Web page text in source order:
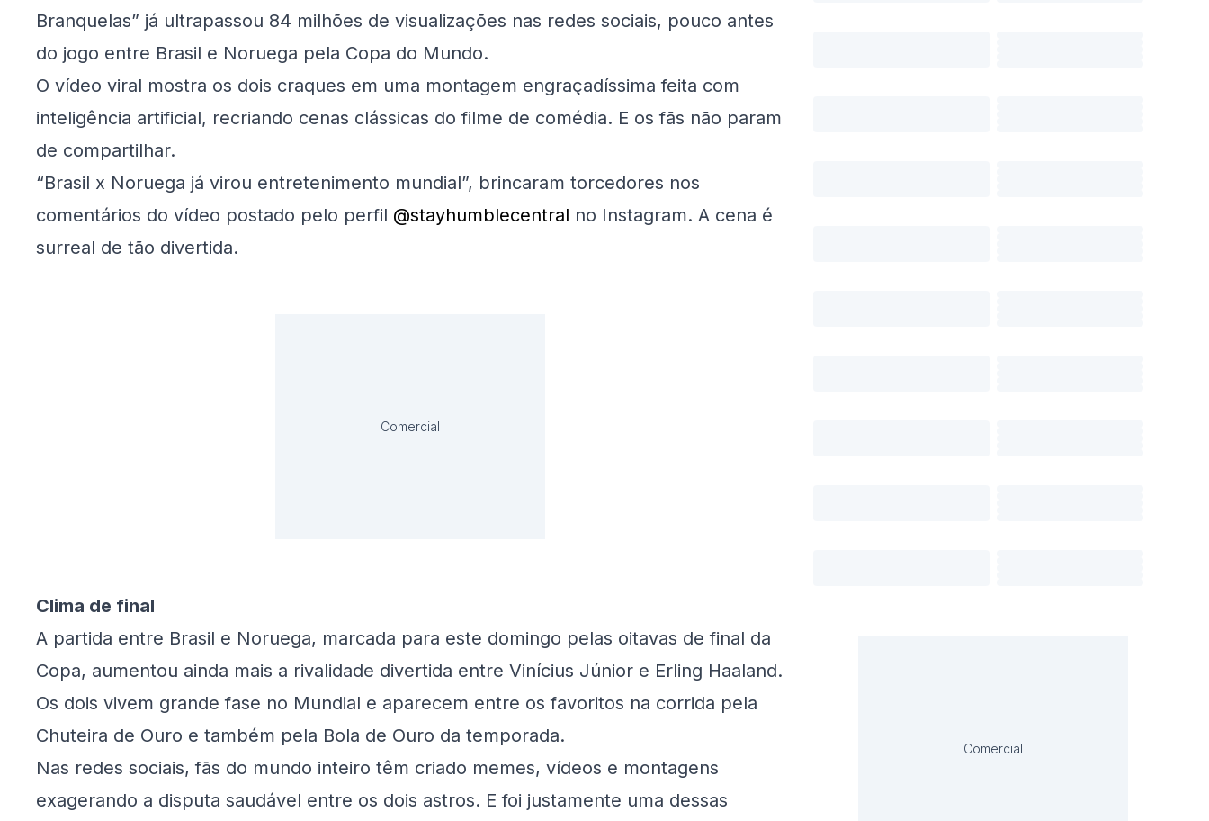
Branquelas” já ultrapassou 84 milhões de visualizações nas redes sociais, pouco antes
do jogo entre Brasil e Noruega pela Copa do Mundo.
O vídeo viral mostra os dois craques em uma montagem engraçadíssima feita com
inteligência artificial, recriando cenas clássicas do filme de comédia. E os fãs não param
de compartilhar.
“Brasil x Noruega já virou entretenimento mundial”, brincaram torcedores nos
comentários do vídeo postado pelo perfil @stayhumblecentral no Instagram. A cena é
surreal de tão divertida.
Comercial
Clima de final
A partida entre Brasil e Noruega, marcada para este domingo pelas oitavas de final da
Copa, aumentou ainda mais a rivalidade divertida entre Vinícius Júnior e Erling Haaland.
Os dois vivem grande fase no Mundial e aparecem entre os favoritos na corrida pela
Chuteira de Ouro e também pela Bola de Ouro da temporada.
Nas redes sociais, fãs do mundo inteiro têm criado memes, vídeos e montagens
exagerando a disputa saudável entre os dois astros. E foi justamente uma dessas
Comercial